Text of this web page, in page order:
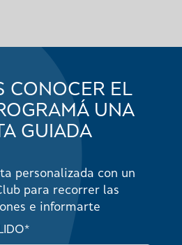
CONOCER EL
UNA
GUIADA
personalizada con un
para recorrer las
e informarte